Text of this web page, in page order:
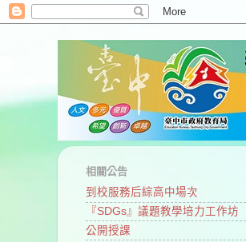
相關公告
到校服務后綜高中場次
『SDGs』議題教學培力工作坊
公開授課